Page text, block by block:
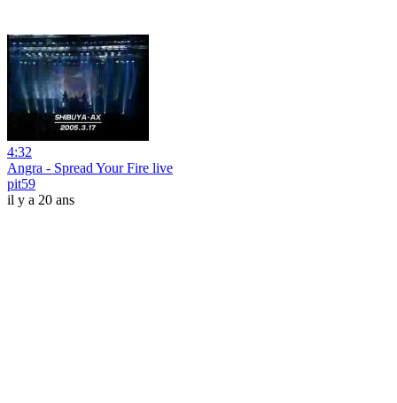
4:32
Angra - Spread Your Fire live
pit59
il y a 20 ans